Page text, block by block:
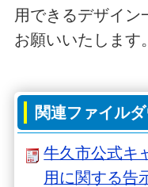
用できるデザイン
お願いいたします。
関連ファイル
牛久市公式キ
用に関する告